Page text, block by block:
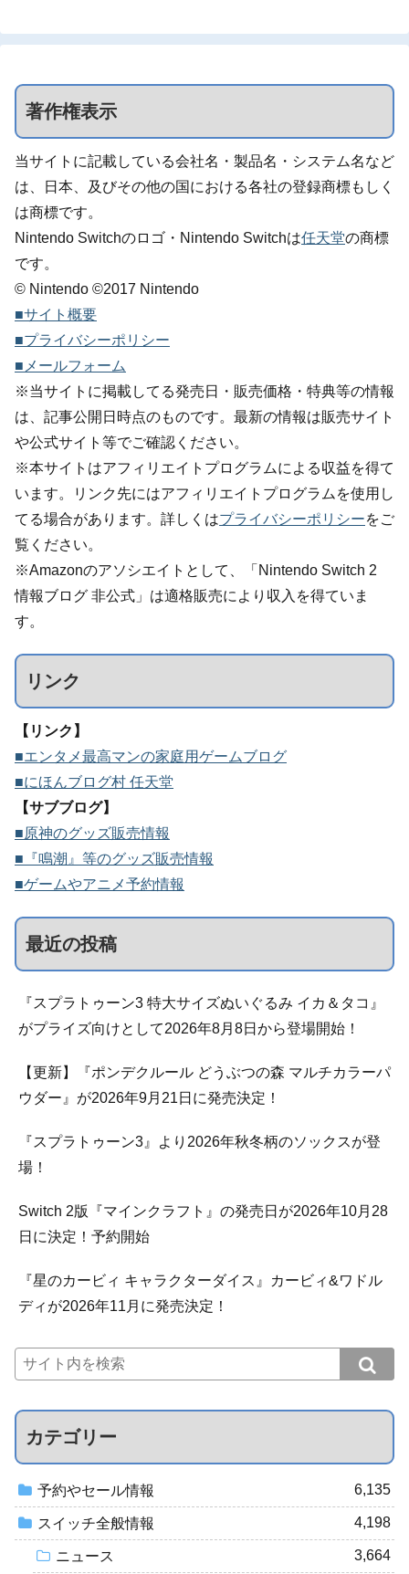
著作権表示
当サイトに記載している会社名・製品名・システム名など
は、日本、及びその他の国における各社の登録商標もしく
は商標です。
Nintendo Switchのロゴ・Nintendo Switchは任天堂の商標
です。
© Nintendo ©2017 Nintendo
■サイト概要
■プライバシーポリシー
■メールフォーム
※当サイトに掲載してる発売日・販売価格・特典等の情報
は、記事公開日時点のものです。最新の情報は販売サイト
や公式サイト等でご確認ください。
※本サイトはアフィリエイトプログラムによる収益を得て
います。リンク先にはアフィリエイトプログラムを使用し
てる場合があります。詳しくはプライバシーポリシーをご
覧ください。
※Amazonのアソシエイトとして、「Nintendo Switch 2
情報ブログ 非公式」は適格販売により収入を得ていま
す。
リンク
【リンク】
■エンタメ最高マンの家庭用ゲームブログ
■にほんブログ村 任天堂
【サブブログ】
■原神のグッズ販売情報
■『鳴潮』等のグッズ販売情報
■ゲームやアニメ予約情報
最近の投稿
『スプラトゥーン3 特大サイズぬいぐるみ イカ＆タコ』
がプライズ向けとして2026年8月8日から登場開始！
【更新】『ポンデクルール どうぶつの森 マルチカラーパ
ウダー』が2026年9月21日に発売決定！
『スプラトゥーン3』より2026年秋冬柄のソックスが登
場！
Switch 2版『マインクラフト』の発売日が2026年10月28
日に決定！予約開始
『星のカービィ キャラクターダイス』カービィ&ワドル
ディが2026年11月に発売決定！
カテゴリー
予約やセール情報 6,135
スイッチ全般情報 4,198
ニュース 3,664